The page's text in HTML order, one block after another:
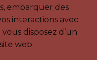
embarquer des
interactions avec
disposez d’un
web.